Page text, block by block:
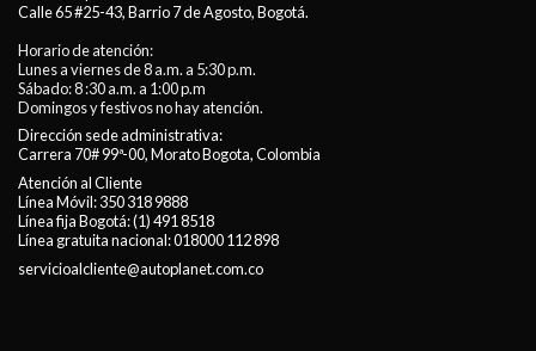
Calle 65 #25-43, Barrio 7 de Agosto, Bogotá.
Horario de atención:
Lunes a viernes de 8 a.m. a 5:30 p.m.
Sábado: 8 :30 a.m. a 1:00 p.m
Domingos y festivos no hay atención.
Dirección sede administrativa:
Carrera 70# 99ª-00, Morato Bogota, Colombia
Atención al Cliente
Línea Móvil:350 318 9888
Línea fija Bogotá:(1) 491 8518
Línea gratuita nacional:018000 112 898
servicioalcliente@autoplanet.com.co